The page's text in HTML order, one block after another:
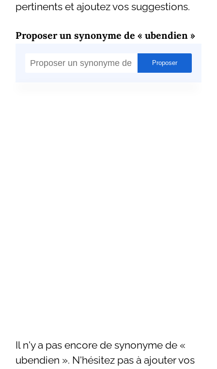
pertinents et ajoutez vos suggestions.
Proposer un synonyme de « ubendien »
Il n'y a pas encore de synonyme de «
ubendien ». N'hésitez pas à ajouter vos